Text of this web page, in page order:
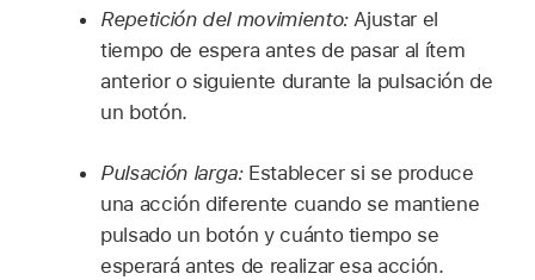
Repetición del movimiento: Ajustar el
tiempo de espera antes de pasar al ítem
anterior o siguiente durante la pulsación de
un botón.
Pulsación larga: Establecer si se produce
una acción diferente cuando se mantiene
pulsado un botón y cuánto tiempo se
esperará antes de realizar esa acción.